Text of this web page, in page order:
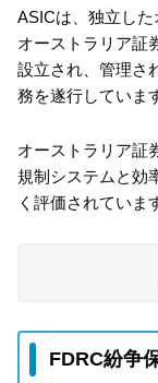
ASICは、独立した
オーストラリア証
設立され、管理さ
務を遂行していま
オーストラリア証
規制システムと効
く評価されていま
FDRC紛争